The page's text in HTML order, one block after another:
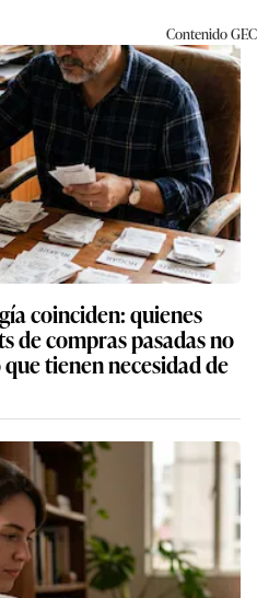
ContenidoGEC
coinciden: quienes
de compras pasadas no
tienen necesidad de